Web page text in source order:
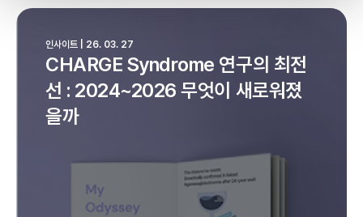
CHARGE Syndrome 연구의 최전
선 : 2024~2026 무엇이 새로워졌
을까
인사이트 | 26. 03. 27